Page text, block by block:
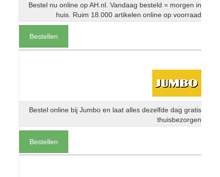
Bestel nu online op AH.nl. Vandaag besteld = morgen in
huis. Ruim 18.000 artikelen online op voorraad
Bestellen
Bestel online bij Jumbo en laat alles dezelfde dag gratis
thuisbezorgen
Bestellen